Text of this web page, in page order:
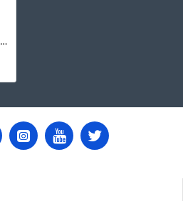
Азизхўжа Хайруллоҳ ўғли - «Жумъа мавъизалари» 13-диск (МР3)